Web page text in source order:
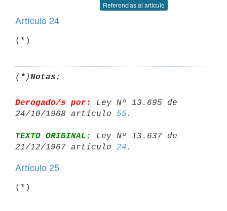
Referencias al artículo
Artículo 24
(*)
(*)Notas:
Derogado/s por:
Ley Nº 13.695 de
24/10/1968 artículo 55
TEXTO ORIGINAL:
Ley Nº 13.637 de
21/12/1967 artículo 24
Artículo 25
(*)